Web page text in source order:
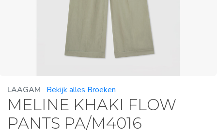
LAAGAM Bekijk alles Broeken
MELINE KHAKI FLOW
PANTS PA/M4016